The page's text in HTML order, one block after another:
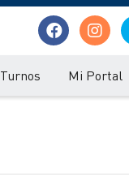
Turnos Mi Portal